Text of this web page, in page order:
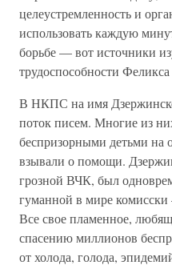
целеустремленность и
использовать каждую
борьбе — вот источники
трудоспособности
В НКПС на имя
поток писем. Многие из
беспризорными детьми на
взывали о помощи.
грозной ВЧК, был
гуманной в мире
Все свое пламенное,
спасению миллионов
от холода, голода,